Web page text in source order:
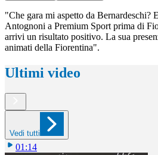
"Che gara mi aspetto da
Antognoni a Premium Sport prima di
arrivi un risultato positivo. La sua
animati della Fiorentina".
Ultimi video
Vedi tutti
01:14